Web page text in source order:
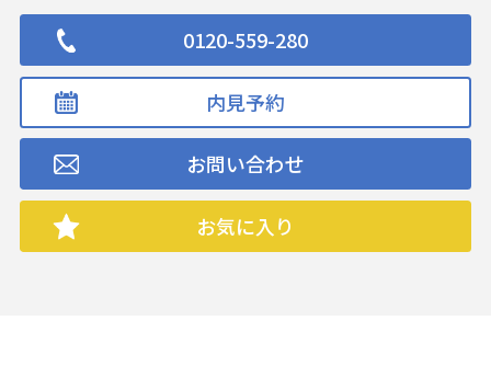
0120-559-280
内見予約
お問い合わせ
お気に入り